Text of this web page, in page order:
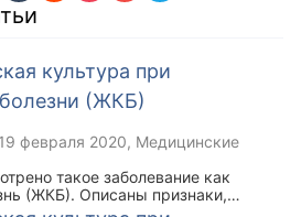
культура при
(ЖКБ)
19 февраля 2020, Медицинские
такое заболевание как
(ЖКБ). Описаны признаки,
данной болезни. Ключевым